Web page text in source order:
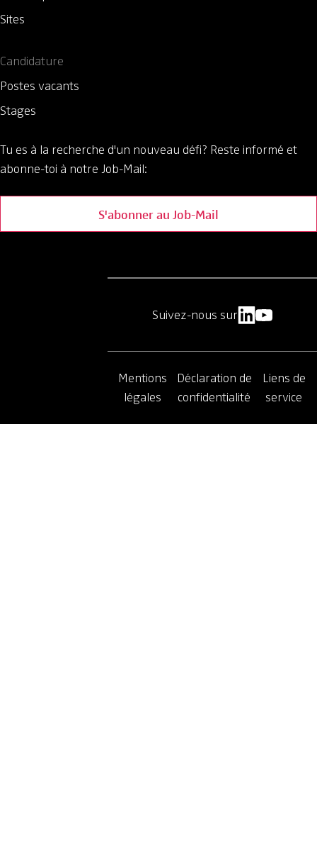
Sites
Candidature
Postes vacants
Stages
Tu es à la recherche d'un nouveau défi? Reste informé et
abonne-toi à notre Job-Mail:
S'abonner au Job-Mail
Mentions
légales
Déclaration de
confidentialité
Liens de
service
Suivez-nous sur